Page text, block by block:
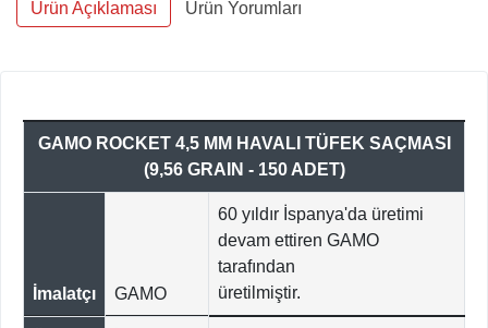
Ürün Açıklaması Ürün Yorumları
GAMO ROCKET 4,5 MM HAVALI TÜFEK SAÇMASI
(9,56 GRAIN - 150 ADET)
İmalatçı GAMO
60 yıldır İspanya'da üretimi
devam ettiren GAMO
tarafından
üretilmiştir.